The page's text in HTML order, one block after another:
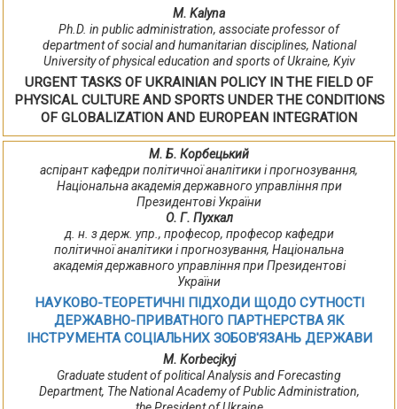
M. Kalyna
Ph.D. in public administration, associate professor of
department of social and humanitarian disciplines, National
University of physical education and sports of Ukraine, Kyiv
URGENT TASKS OF UKRAINIAN POLICY IN THE FIELD OF
PHYSICAL CULTURE AND SPORTS UNDER THE CONDITIONS
OF GLOBALIZATION AND EUROPEAN INTEGRATION
М. Б. Корбецький
аспірант кафедри політичної аналітики і прогнозування,
Національна академія державного управління при
Президентові України
О. Г. Пухкал
д. н. з держ. упр., професор, професор кафедри
політичної аналітики і прогнозування, Національна
академія державного управління при Президентові
України
НАУКОВО-ТЕОРЕТИЧНІ ПІДХОДИ ЩОДО СУТНОСТІ
ДЕРЖАВНО-ПРИВАТНОГО ПАРТНЕРСТВА ЯК
ІНСТРУМЕНТА СОЦІАЛЬНИХ ЗОБОВ'ЯЗАНЬ ДЕРЖАВИ
M. Korbecjkyj
Graduate student of political Analysis and Forecasting
Department, The National Academy of Public Administration,